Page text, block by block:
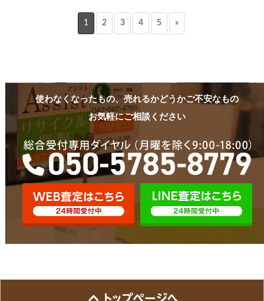
1 2 3 4 5 »
使わなくなったもの、売れるかどうかご不安なもの
お気軽にご相談ください